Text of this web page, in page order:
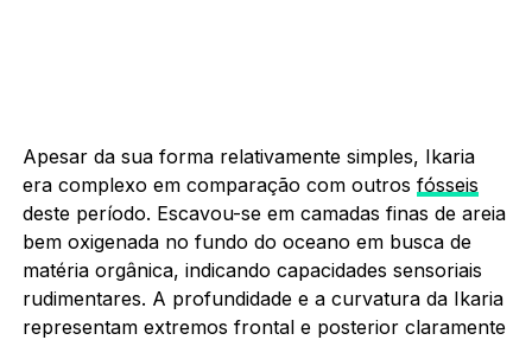
Apesar da sua forma relativamente simples, Ikaria
era complexo em comparação com outros fósseis
deste período. Escavou-se em camadas finas de areia
bem oxigenada no fundo do oceano em busca de
matéria orgânica, indicando capacidades sensoriais
rudimentares. A profundidade e a curvatura da Ikaria
representam extremos frontal e posterior claramente